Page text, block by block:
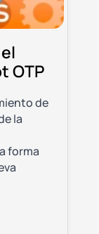
OTP
de
la
forma